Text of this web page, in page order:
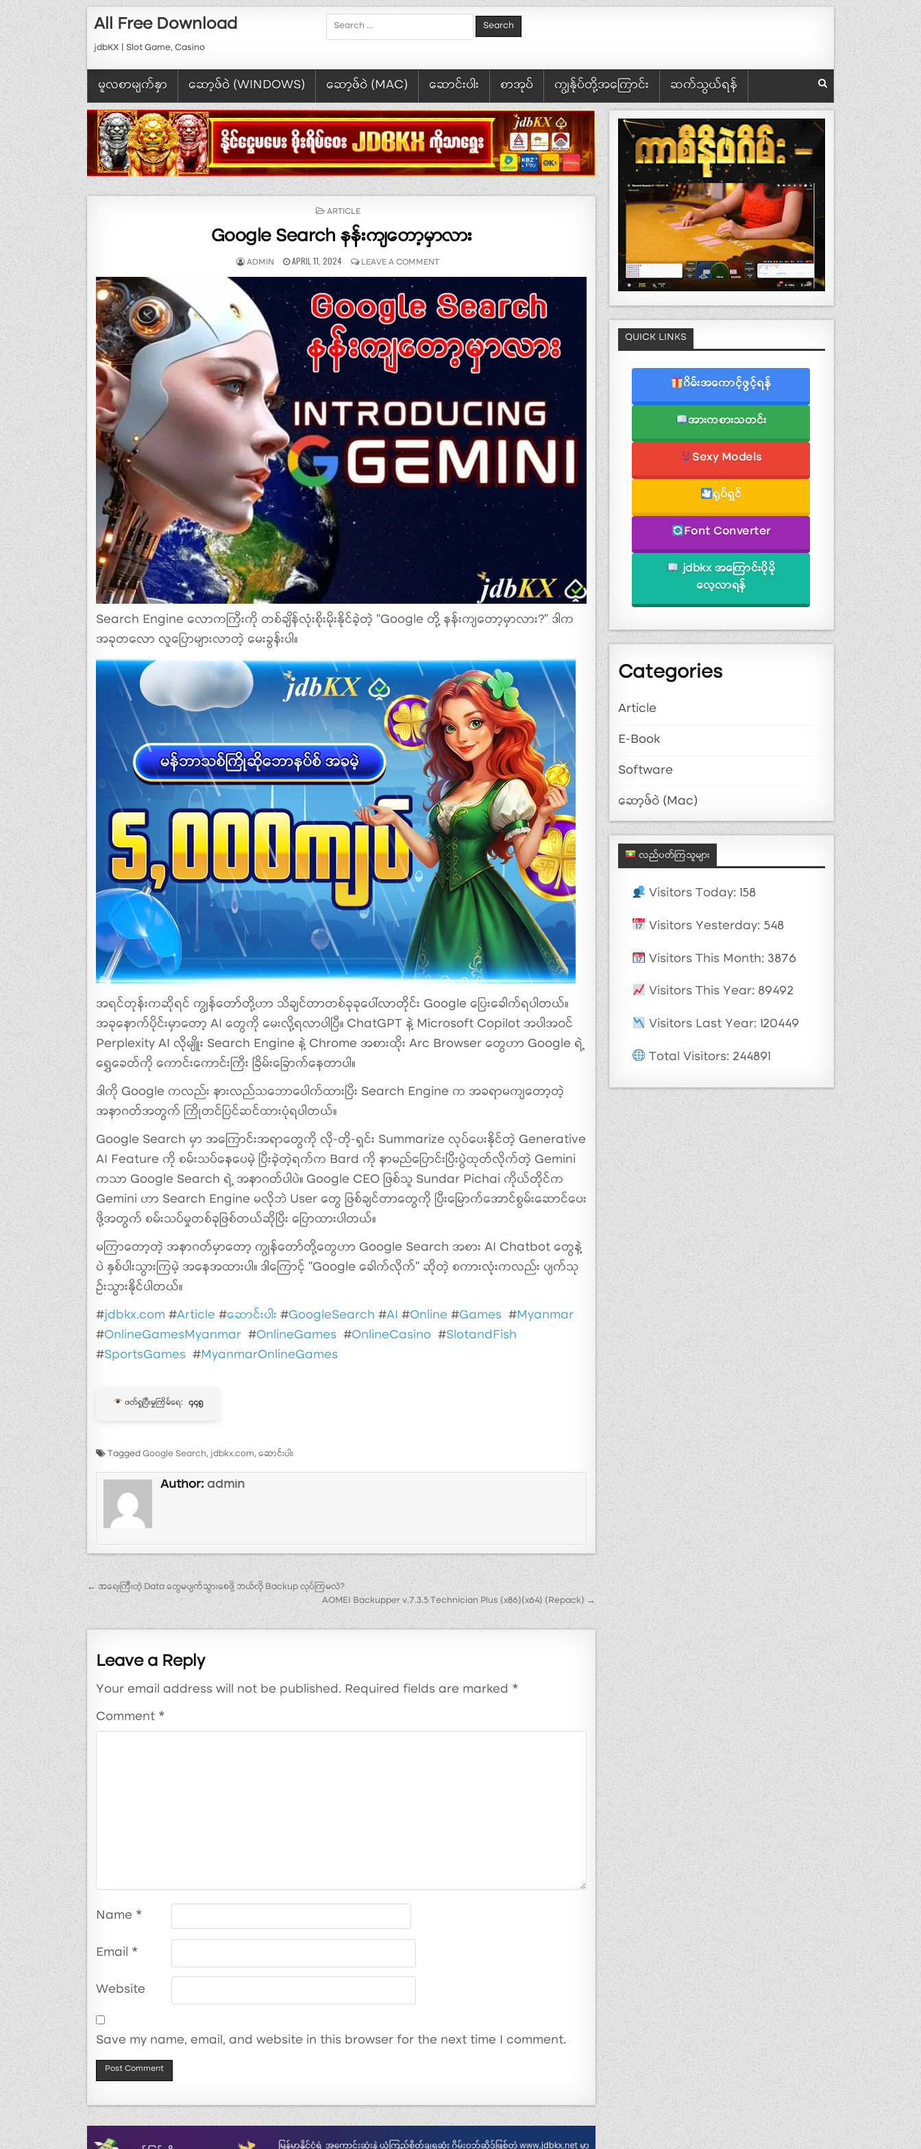
Skip to content
All Free Download
jdbKX | Slot Game, Casino
Search for:
မူလစာမျက်နှာ ဆော့ဖ်ဝဲ (WINDOWS) ဆော့ဖ်ဝဲ (MAC) ဆောင်းပါး စာအုပ် ကျွန်ုပ်တို့အကြောင်း ဆက်သွယ်ရန်
POSTED IN
ARTICLE
Google Search နန်းကျတော့မှာလား
AUTHOR:
ADMIN PUBLISHED DATE:
APRIL 11, 2024 LEAVE A COMMENTON GOOGLE SEARCH နန်းကျတော့မှာလား
Search Engine လောကကြီးကို တစ်ချိန်လုံးစိုးမိုးနိုင်ခဲ့တဲ့ “Google တို့ နန်းကျတော့မှာလား?” ဒါက
အခုတလော လူပြောများလာတဲ့ မေးခွန်းပါ။
အရင်တုန်းကဆိုရင် ကျွန်တော်တို့ဟာ သိချင်တာတစ်ခုခုပေါ်လာတိုင်း Google ပြေးခေါက်ရပါတယ်။
အခုနောက်ပိုင်းမှာတော့ AI တွေကို မေးလို့ရလာပါပြီ။ ChatGPT နဲ့ Microsoft Copilot အပါအဝင်
Perplexity AI လိုမျိူး Search Engine နဲ့ Chrome အစားထိုး Arc Browser တွေဟာ Google ရဲ့
ရွှေခေတ်ကို ကောင်းကောင်းကြီး ခြိမ်းခြောက်နေတာပါ။
ဒါကို Google ကလည်း နားလည်သဘောပေါက်ထားပြီး Search Engine က အခရာမကျတော့တဲ့
အနာဂတ်အတွက် ကြိုတင်ပြင်ဆင်ထားပုံရပါတယ်။
Google Search မှာ အကြောင်းအရာတွေကို လို-တို-ရှင်း Summarize လုပ်ပေးနိုင်တဲ့ Generative
AI Feature ကို စမ်းသပ်နေပေမဲ့ ပြီးခဲ့တဲ့ရက်က Bard ကို နာမည်ပြောင်းပြီးပွဲထုတ်လိုက်တဲ့ Gemini
ကသာ Google Search ရဲ့ အနာဂတ်ပါပဲ။ Google CEO ဖြစ်သူ Sundar Pichai ကိုယ်တိုင်က
Gemini ဟာ Search Engine မလိုဘဲ User တွေ ဖြစ်ချင်တာတွေကို ပြီးမြောက်အောင်စွမ်းဆောင်ပေး
ဖို့အတွက် စမ်းသပ်မှုတစ်ခုဖြစ်တယ်ဆိုပြီး ပြောထားပါတယ်။
မကြာတော့တဲ့ အနာဂတ်မှာတော့ ကျွန်တော်တို့တွေဟာ Google Search အစား AI Chatbot တွေနဲ့
ပဲ နှစ်ပါးသွားကြမဲ့ အနေအထားပါ။ ဒါကြောင့် “Google ခေါက်လိုက်” ဆိုတဲ့ စကားလုံးကလည်း ပျက်သု
ဥ်းသွားနိုင်ပါတယ်။
#jdbkx.com #Article #ဆောင်းပါး #GoogleSearch #AI #Online #Games #Myanmar
#OnlineGamesMyanmar #OnlineGames #OnlineCasino #SlotandFish
#SportsGames #MyanmarOnlineGames
ဖတ်ရှုပြီးမှုကြိမ်ရေ: ၄၄၅
TaggedGoogle Search, jdbkx.com, ဆောင်းပါး
Author:admin
Post navigation
← အရေးကြီးတဲ့ Data တွေမပျက်သွားစေဖို့ ဘယ်လို Backup လုပ်ကြမလဲ?
AOMEI Backupper v.7.3.5 Technician Plus (x86)(x64) (Repack) →
Leave a Reply
Your email address will not be published. Required fields are marked *
Comment *
Name *
Email *
Website
Save my name, email, and website in this browser for the next time I comment.
QUICK LINKS
ဂိမ်းအကောင့်ဖွင့်ရန်
အားကစားသတင်း
Sexy Models
ရုပ်ရှင်
Font Converter
jdbkx အကြောင်းပိုမို
လေ့လာရန်
Categories
Article
E-Book
Software
ဆော့ဖ်ဝဲ (Mac)
လည်ပတ်ကြသူများ
Visitors Today: 158
Visitors Yesterday: 548
Visitors This Month: 3876
Visitors This Year: 89492
Visitors Last Year: 120449
Total Visitors: 244891